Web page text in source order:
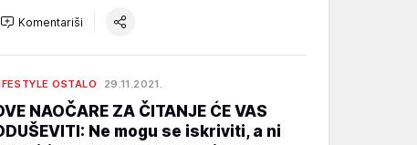
Komentariši
OSTALO 29.11.2021.
NAOČARE ZA ČITANJE ĆE VAS
Ne mogu se iskriviti, a ni